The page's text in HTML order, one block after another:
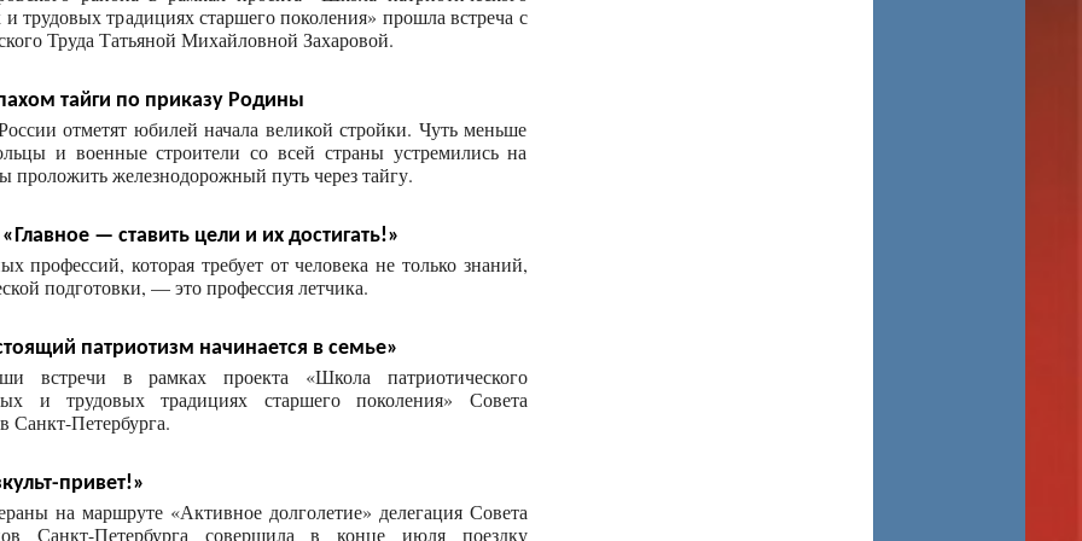
трудовых традициях старшего поколения» прошла встреча с
Труда Татьяной Михайловной Захаровой.
тайги по приказу Родины
отметят юбилей начала великой стройки. Чуть меньше
и военные строители со всей страны устремились на
проложить железнодорожный путь через тайгу.
— ставить цели и их достигать!»
профессий, которая требует от человека не только знаний,
подготовки, — это профессия летчика.
патриотизм начинается в семье»
встречи в рамках проекта «Школа патриотического
и трудовых традициях старшего поколения» Совета
Санкт-Петербурга.
привет!»
на маршруте «Активное долголетие» делегация Совета
Санкт-Петербурга совершила в конце июля поездку